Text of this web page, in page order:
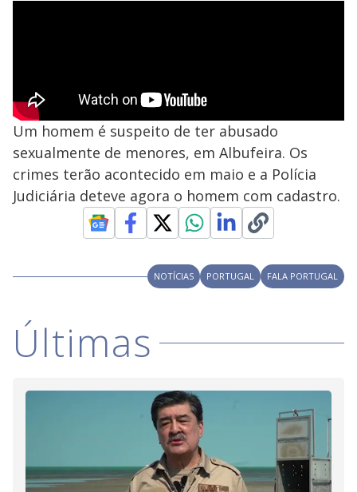
Um homem é suspeito de ter abusado
sexualmente de menores, em Albufeira. Os
crimes terão acontecido em maio e a Polícia
Judiciária deteve agora o homem com cadastro.
NOTÍCIAS PORTUGAL FALA PORTUGAL
Últimas